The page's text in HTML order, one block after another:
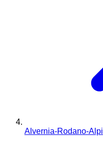
Alvernia-Rodano-Alpi